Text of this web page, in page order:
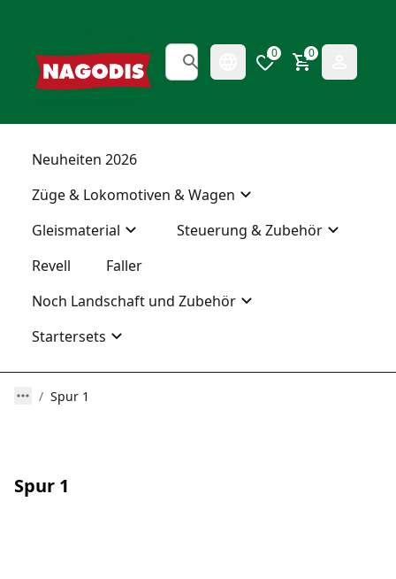
0 0
Neuheiten 2026
Züge & Lokomotiven & Wagen
Gleismaterial
Steuerung & Zubehör
Revell
Faller
Noch Landschaft und Zubehör
Startersets
Spur 1
Spur 1